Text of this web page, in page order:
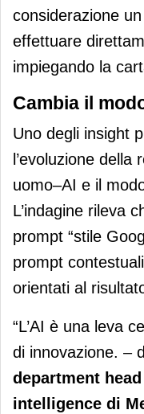
considerazione un
effettuare
impiegando la
Cambia il
Uno degli insight
l’evoluzione
uomo–AI e il
L’indagine rileva
prompt “stile
prompt
orientati al
“L’AI è una leva
di innovazione. –
department
intelligence di